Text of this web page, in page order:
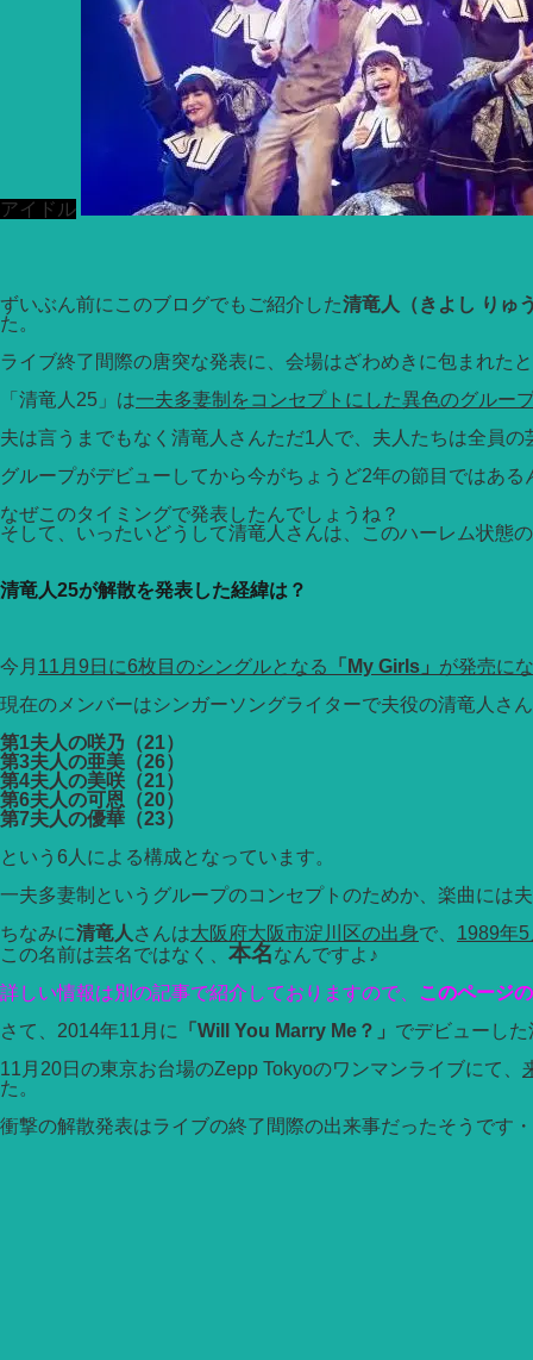
アイドル
ずいぶん前にこのブログでもご紹介した清竜人（きよし りゅ
た。
ライブ終了間際の唐突な発表に、会場はざわめきに包まれたと
「清竜人25」は一夫多妻制をコンセプトにした異色のグルー
夫は言うまでもなく清竜人さんただ1人で、夫人たちは全員の
グループがデビューしてから今がちょうど2年の節目ではあ
なぜこのタイミングで発表したんでしょうね？
そして、いったいどうして清竜人さんは、このハーレム状態
清竜人25が解散を発表した経緯は？
今月 11月9日に6枚目のシングルとなる 「My Girls」 が発売に
現在のメンバーはシンガーソングライターで夫役の清竜人さん
第1夫人の咲乃（21）
第3夫人の亜美（26）
第4夫人の美咲（21）
第6夫人の可恩（20）
第7夫人の優華（23）
という6人による構成となっています。
一夫多妻制というグループのコンセプトのためか、楽曲には
ちなみに清竜人 さんは大阪府大阪市淀川区の出身で、 1989年
この名前は芸名ではなく、 本名なんですよ♪
詳しい情報は別の記事で紹介しておりますので、
このページ
さて、2014年11月に
「Will You Marry Me？」 でデビューした
11月20日の東京お台場のZepp Tokyoのワンマンライブにて、
た。
衝撃の解散発表はライブの終了間際の出来事だったそうです・